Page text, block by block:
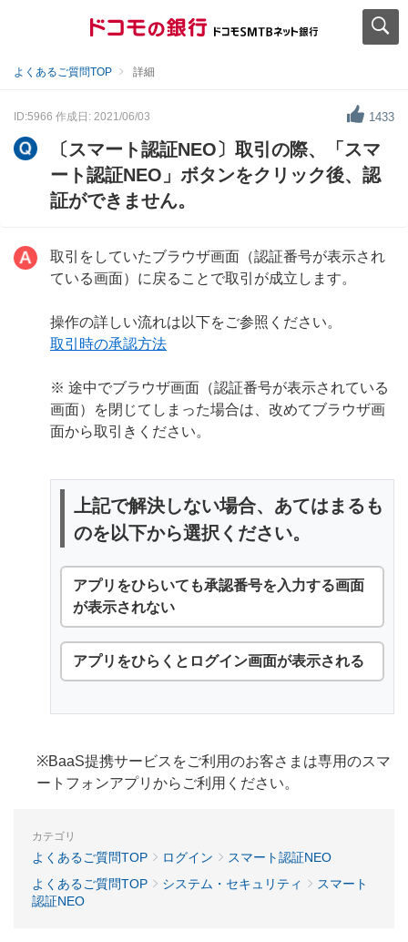
よくあるご質問TOP 詳細
ID:5966 作成日: 2021/06/03 1433
〔スマート認証NEO〕取引の際、「スマ
ート認証NEO」ボタンをクリック後、認
証ができません。
取引をしていたブラウザ画面（認証番号が表示され
ている画面）に戻ることで取引が成立します。
操作の詳しい流れは以下をご参照ください。
取引時の承認方法
※ 途中でブラウザ画面（認証番号が表示されている
画面）を閉じてしまった場合は、改めてブラウザ画
面から取引きください。
上記で解決しない場合、あてはまるも
のを以下から選択ください。
アプリをひらいても承認番号を入力する画面
が表示されない
アプリをひらくとログイン画面が表示される
※BaaS提携サービスをご利用のお客さまは専用のスマ
ートフォンアプリからご利用ください。
カテゴリ
よくあるご質問TOP ログイン
スマート認証NEO
よくあるご質問TOP
システム・セキュリティ
スマート
認証NEO